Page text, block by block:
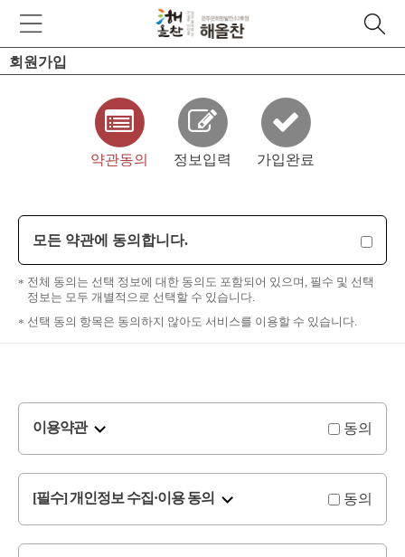
회원가입
약관동의 정보입력 가입완료
모든 약관에 동의합니다.
전체 동의는 선택 정보에 대한 동의도 포함되어 있으며, 필수 및 선택
정보는 모두 개별적으로 선택할 수 있습니다.
선택 동의 항목은 동의하지 않아도 서비스를 이용할 수 있습니다.
이용약관 동의
[필수] 개인정보 수집·이용 동의 동의